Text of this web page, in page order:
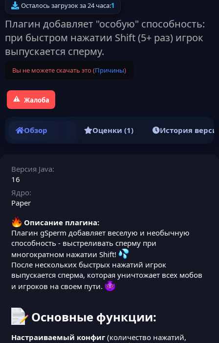
Осталось загрузок за 24 часа:1
Плагин добавляет "особую" способность:
при быстром нажатии Shift (5+ раз) игрок
выпускается сперму.
Вы не можете скачать это (Причины)
Жалоба
Обзор Оценки (1) История
Версия Java
16
Ядро
Paper
Описание плагина:
Плагин gSperm добавляет веселую и необычную
способность - выстреливать сперму при
многократном нажатии Shift!
После нескольких быстрых нажатий игрок
выпускается сперма, которая уничтожает всех мобов
и игроков на своем пути.
Основные функции:​
Настраиваемый конфиг (количество нажатий,